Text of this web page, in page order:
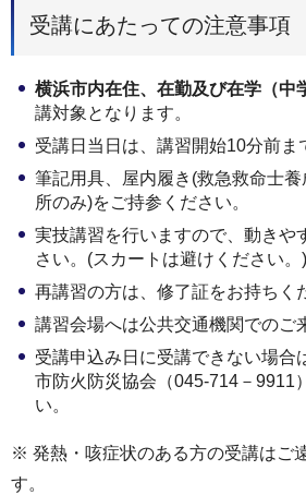
受講にあたっての注意事項
横浜市内在住、在勤及び在学（中
講対象となります。
受講日当日は、講習開始10分前ま
筆記用具、屋内履き(救急救命士
所のみ)をご持参ください。
実技講習を行いますので、動きや
さい。(スカートは避けください。)
再講習の方は、修了証をお持ちく
講習会場へは公共交通機関でのご
受講申込み日に受講できない場合
市防火防災協会（045‐714－9911
い。
※ 発熱・咳症状のある方の受講はご
す。